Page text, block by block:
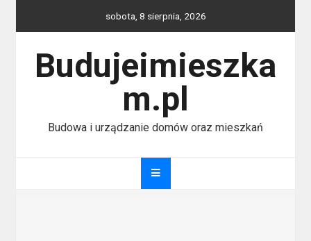
sobota, 8 sierpnia, 2026
Budujeimieszka
m.pl
Budowa i urządzanie domów oraz mieszkań